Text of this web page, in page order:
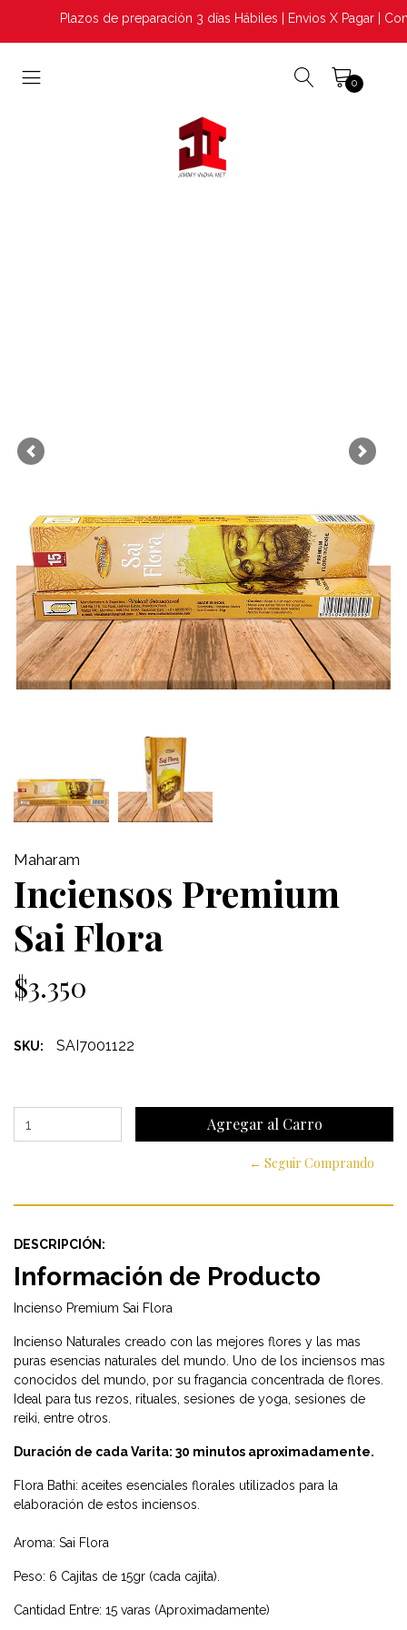
Plazos de preparación 3 días Hábiles | Envios X Pagar |
0
Previous Next
Maharam
Inciensos Premium
Sai Flora
$3.350
SKU: SAI7001122
← Seguir Comprando
DESCRIPCIÓN:
Información de Producto
Incienso Premium Sai Flora
Incienso Naturales creado con las mejores flores y las mas
puras esencias naturales del mundo. Uno de los inciensos mas
conocidos del mundo, por su fragancia concentrada de flores.
Ideal para tus rezos, rituales, sesiones de yoga, sesiones de
reiki, entre otros.
Duración de cada Varita: 30 minutos aproximadamente.
Flora Bathi: aceites esenciales florales utilizados para la
elaboración de estos inciensos.
Aroma: Sai Flora
Peso: 6 Cajitas de 15gr (cada cajita).
Cantidad Entre: 15 varas (Aproximadamente)